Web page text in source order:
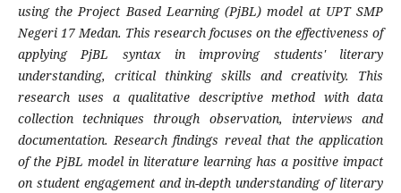
using the Project Based Learning (PjBL) model at UPT SMP
Negeri 17 Medan. This research focuses on the effectiveness of
applying PjBL syntax in improving students' literary
understanding, critical thinking skills and creativity. This
research uses a qualitative descriptive method with data
collection techniques through observation, interviews and
documentation. Research findings reveal that the application
of the PjBL model in literature learning has a positive impact
on student engagement and in-depth understanding of literary